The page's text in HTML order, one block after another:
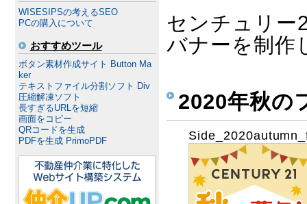
WISESIPSの考えるSEO
PCの購入について
おすすめツール
ボタン素材作成サイト Button Ma
ker
テキストファイル分割ソフト Div
圧縮解凍ソフト
長すぎるURLを短縮
画面をコピー
QRコードを生成
PDFを生成 PrimoPDF
センチュリー
バナーを制作
2020年秋の